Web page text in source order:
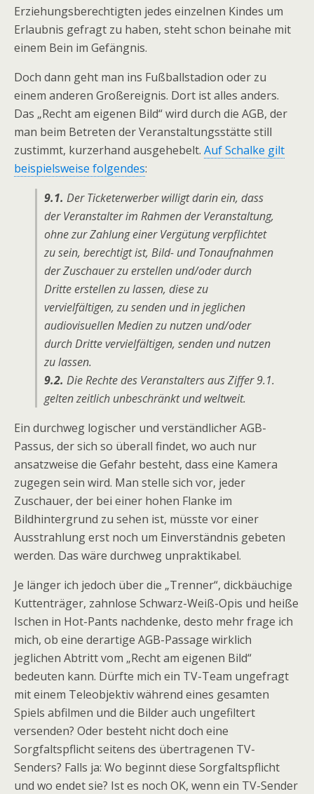
Erziehungsberechtigten jedes einzelnen Kindes um
Erlaubnis gefragt zu haben, steht schon beinahe mit
einem Bein im Gefängnis.
Doch dann geht man ins Fußballstadion oder zu
einem anderen Großereignis. Dort ist alles anders.
Das „Recht am eigenen Bild“ wird durch die AGB, der
man beim Betreten der Veranstaltungsstätte still
zustimmt, kurzerhand ausgehebelt. Auf Schalke gilt
beispielsweise folgendes:
9.1. Der Ticketerwerber willigt darin ein, dass
der Veranstalter im Rahmen der Veranstaltung,
ohne zur Zahlung einer Vergütung verpflichtet
zu sein, berechtigt ist, Bild- und Tonaufnahmen
der Zuschauer zu erstellen und/oder durch
Dritte erstellen zu lassen, diese zu
vervielfältigen, zu senden und in jeglichen
audiovisuellen Medien zu nutzen und/oder
durch Dritte vervielfältigen, senden und nutzen
zu lassen.
9.2. Die Rechte des Veranstalters aus Ziffer 9.1.
gelten zeitlich unbeschränkt und weltweit.
Ein durchweg logischer und verständlicher AGB-
Passus, der sich so überall findet, wo auch nur
ansatzweise die Gefahr besteht, dass eine Kamera
zugegen sein wird. Man stelle sich vor, jeder
Zuschauer, der bei einer hohen Flanke im
Bildhintergrund zu sehen ist, müsste vor einer
Ausstrahlung erst noch um Einverständnis gebeten
werden. Das wäre durchweg unpraktikabel.
Je länger ich jedoch über die „Trenner“, dickbäuchige
Kuttenträger, zahnlose Schwarz-Weiß-Opis und heiße
Ischen in Hot-Pants nachdenke, desto mehr frage ich
mich, ob eine derartige AGB-Passage wirklich
jeglichen Abtritt vom „Recht am eigenen Bild“
bedeuten kann. Dürfte mich ein TV-Team ungefragt
mit einem Teleobjektiv während eines gesamten
Spiels abfilmen und die Bilder auch ungefiltert
versenden? Oder besteht nicht doch eine
Sorgfaltspflicht seitens des übertragenen TV-
Senders? Falls ja: Wo beginnt diese Sorgfaltspflicht
und wo endet sie? Ist es noch OK, wenn ein TV-Sender